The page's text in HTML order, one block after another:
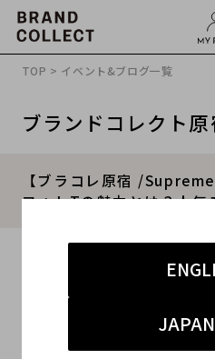
TOP > イベント&ブログ一覧
ブランドコレクト原
【ブラコレ原宿 /
フォトTの魅力とは？人気
#シュプリーム
#買取キャンペー